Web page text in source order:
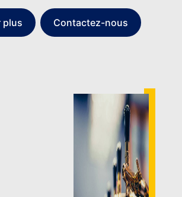
plus Contactez-nous